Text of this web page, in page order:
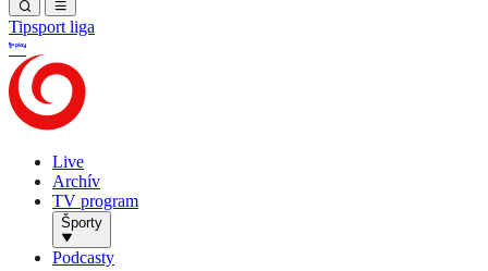
Tipsport liga
Live
Archív
TV program
Športy
Podcasty